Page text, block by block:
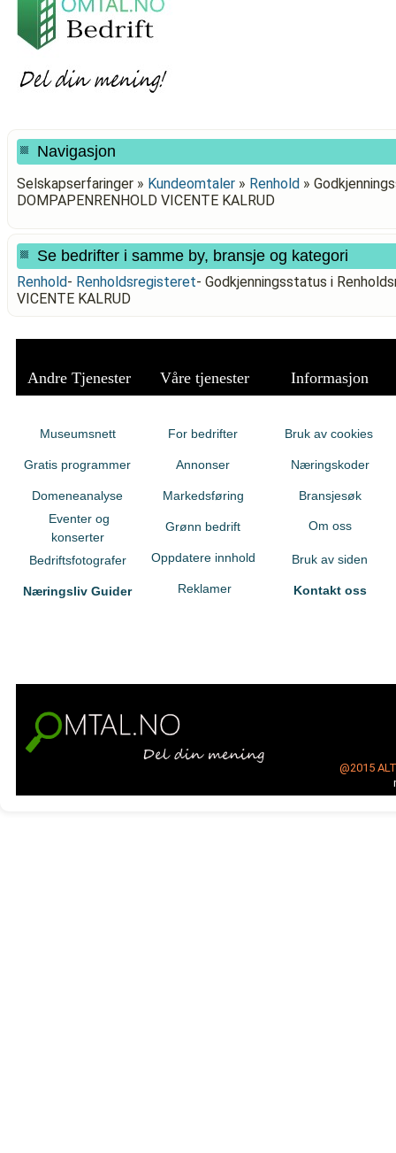
Navigasjon
Selskapserfaringer » Kundeomtaler » Renhold »
DOMPAPENRENHOLD VICENTE KALRUD
Se bedrifter i samme by, bransje og kategori
Renhold- Renholdsregisteret- Godkjenningsstatus i
VICENTE KALRUD
Andre Tjenester Våre tjenester Informasjon
Museumsnett
Gratis programmer
Domeneanalyse
Eventer og
konserter
Bedriftsfotografer
Næringsliv Guider
For bedrifter
Annonser
Markedsføring
Grønn bedrift
Oppdatere innhold
Reklamer
Bruk av cookies
Næringskoder
Bransjesøk
Om oss
Bruk av siden
Kontakt oss
@2015